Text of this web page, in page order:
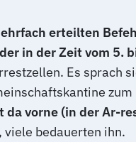
erteilten
in der Zeit vom 5.
Es sprach
vorne (in der Ar-
viele bedauerten ihn.